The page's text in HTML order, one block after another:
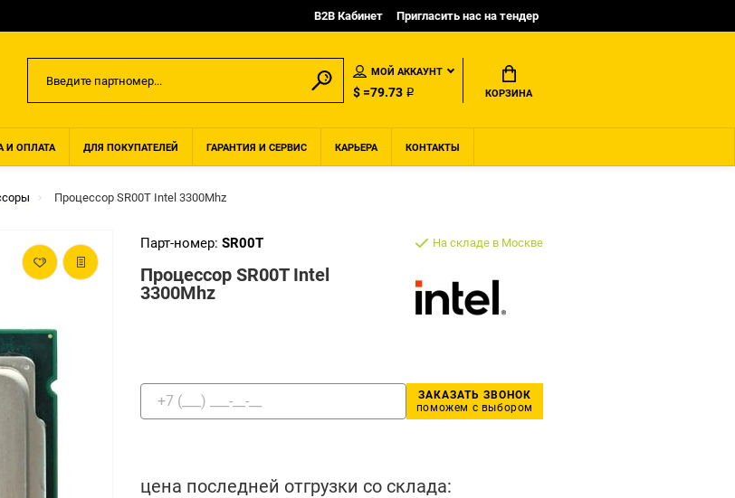
B2B Кабинет Пригласить нас на тендер
МОЙ АККАУНТ
$ =79.73 ₽ КОРЗИНА
И ОПЛАТА ДЛЯ ПОКУПАТЕЛЕЙ ГАРАНТИЯ И СЕРВИС КАРЬЕРА КОНТАКТЫ
Процессор SR00T Intel 3300Mhz
Парт-номер: SR00T
Процессор SR00T Intel
3300Mhz
На складе в Москве
ЗАКАЗАТЬ ЗВОНОК
поможем с выбором
цена последней отгрузки со склада: